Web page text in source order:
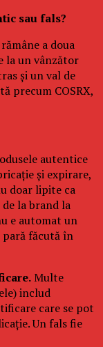
sau fals?
a doua
la un vânzător
și un val de
precum COSRX,
autentice
și expirare,
doar lipite ca
la brand la
e automat un
pară făcută în
Multe
includ
care se pot
Un fals fie